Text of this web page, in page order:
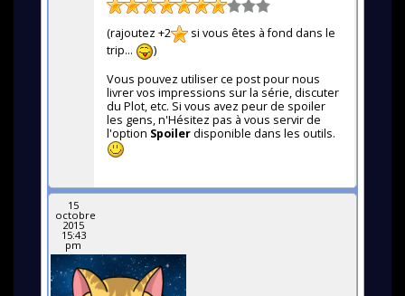
(rajoutez +2
si vous êtes à fond dans le
trip...
)
Vous pouvez utiliser ce post pour nous
livrer vos impressions sur la série, discuter
du Plot, etc. Si vous avez peur de spoiler
les gens, n'Hésitez pas à vous servir de
l'option Spoilerdisponible dans les outils.
15
octobre
2015
15:43
pm